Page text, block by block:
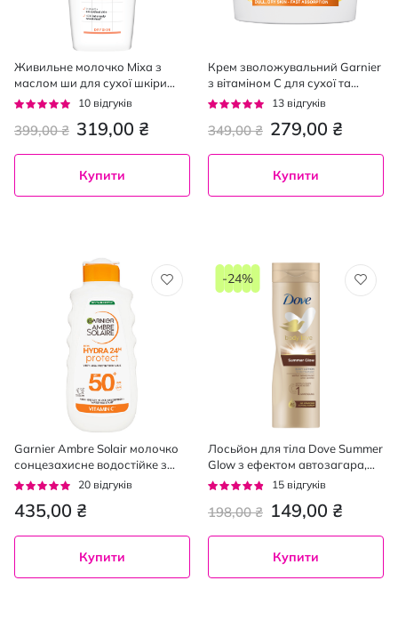
Живильне молочко Mixa з
маслом ши для сухої шкіри
тіла 400 мл
Рейтинг:
10 відгуків
319,00 ₴
399,00 ₴
Купити
Крем зволожувальний Garnier
з вітаміном С для сухої та
тьмяної шкіри тіла Манго Body
Рейтинг:
13 відгуків
279,00 ₴
349,00 ₴
Купити
Garnier Ambre Solair молочко
сонцезахисне водостійке з
вітаміном С для зволоження
Рейтинг:
20 відгуків
435,00 ₴
Купити
Лосьйон для тіла Dove Summer
Glow з ефектом автозагара,
250 мл
Рейтинг:
15 відгуків
149,00 ₴
198,00 ₴
-24%
Купити